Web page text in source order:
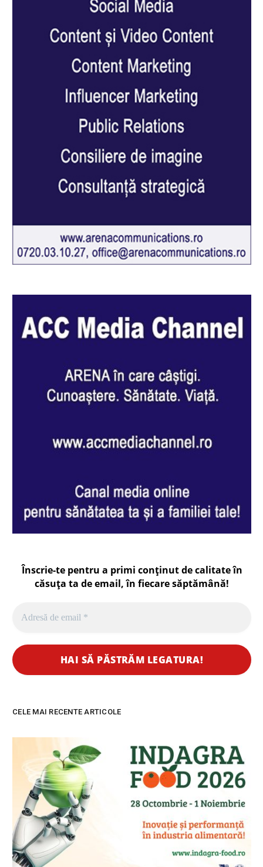
Înscrie-te pentru a primi conținut de calitate în
căsuța ta de email, în fiecaresăptămână!
CELE MAI RECENTE ARTICOLE